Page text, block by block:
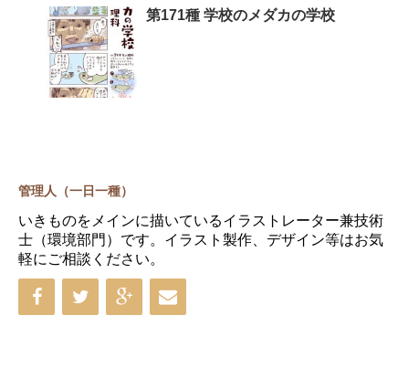
第171種 学校のメダカの学校
管理人（一日一種）
いきものをメインに描いているイラストレーター兼技術
士（環境部門）です。イラスト製作、デザイン等はお気
軽にご相談ください。